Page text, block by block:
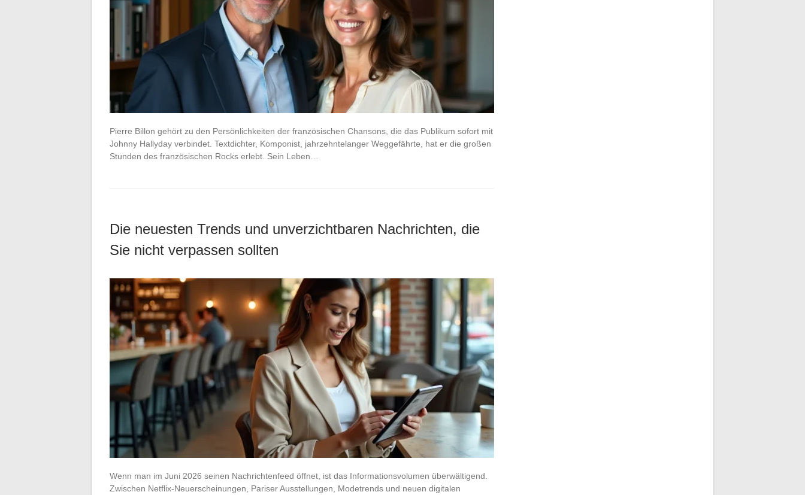
Pierre Billon gehört zu den Persönlichkeiten der französischen Chansons, die das Publikum sofort mit
Johnny Hallyday verbindet. Textdichter, Komponist, jahrzehntelanger Weggefährte, hat er die großen
Stunden des französischen Rocks erlebt. Sein Leben…
Die neuesten Trends und unverzichtbaren Nachrichten, die
Sie nicht verpassen sollten
Wenn man im Juni 2026 seinen Nachrichtenfeed öffnet, ist das Informationsvolumen überwältigend.
Zwischen Netflix-Neuerscheinungen, Pariser Ausstellungen, Modetrends und neuen digitalen